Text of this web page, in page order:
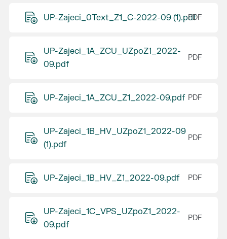
UP-Zajeci_0Text_Z1_C-2022-09 (1).pdf
UP-Zajeci_1A_ZCU_UZpoZ1_2022-
09.pdf
UP-Zajeci_1A_ZCU_Z1_2022-09.pdf
UP-Zajeci_1B_HV_UZpoZ1_2022-09
(1).pdf
UP-Zajeci_1B_HV_Z1_2022-09.pdf
UP-Zajeci_1C_VPS_UZpoZ1_2022-
09.pdf